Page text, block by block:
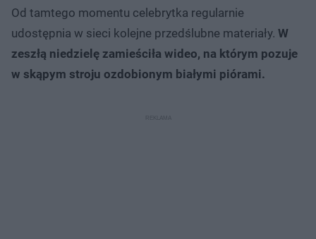
Od tamtego momentu celebrytka regularnie
udostępnia w sieci kolejne przedślubne materiały. W
zeszłą niedzielę zamieściła wideo, na którym pozuje
w skąpym stroju ozdobionym białymi piórami.